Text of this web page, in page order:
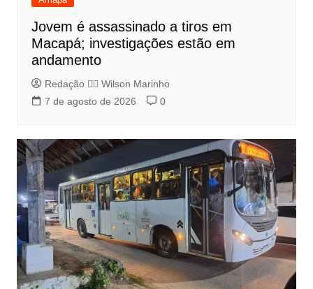
Jovem é assassinado a tiros em
Macapá; investigações estão em
andamento
Redação 👨‍⚖️​ Wilson Marinho
7 de agosto de 2026
0